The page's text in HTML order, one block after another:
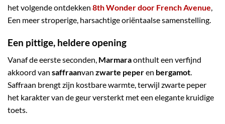
het volgende ontdekken 8th Wonder door French Avenue,
Een meer stroperige, harsachtige oriëntaalse samenstelling.
Een pittige, heldere opening
Vanaf de eerste seconden, Marmaraonthult een verfijnd
akkoord van saffraanvan zwarte peperen bergamot.
Saffraan brengt zijn kostbare warmte, terwijl zwarte peper
het karakter van de geur versterkt met een elegante kruidige
toets.